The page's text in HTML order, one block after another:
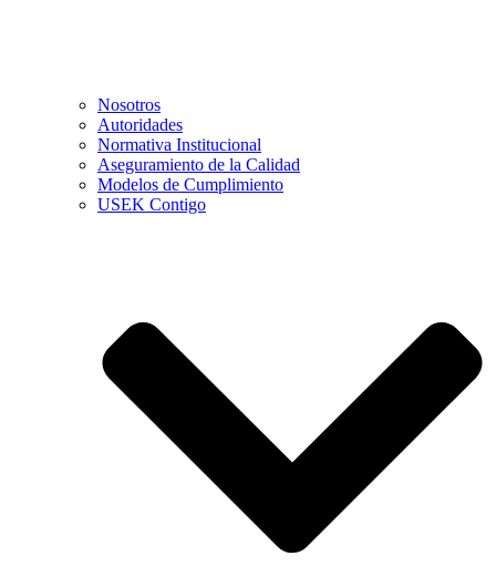
Nosotros
Autoridades
Normativa Institucional
Aseguramiento de la Calidad
Modelos de Cumplimiento
USEK Contigo